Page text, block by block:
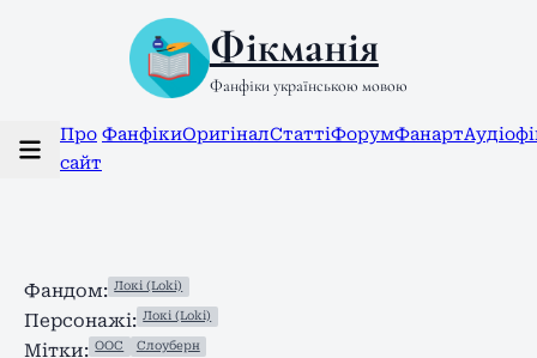
Фікманія
Фанфіки українською мовою
Про
сайт
ФанфікиОригіналСтаттіФорумФанарт
Фандом: Локі (Loki)
Персонажі: Локі (Loki)
Мітки: ООС Слоуберн